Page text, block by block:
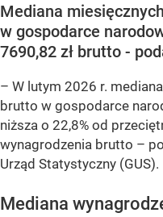
Mediana
w gospodarce
7690,82 zł brutto -
– W lutym 2026 r.
brutto w gospodarce
niższa o 22,8% od
wynagrodzenia brutto –
Urząd Statystyczny (GUS).
Mediana